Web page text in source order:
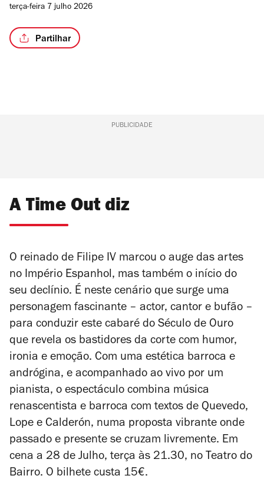
terça-feira 7 julho 2026
Partilhar
PUBLICIDADE
A Time Out diz
O reinado de Filipe IV marcou o auge das artes
no Império Espanhol, mas também o início do
seu declínio. É neste cenário que surge uma
personagem fascinante – actor, cantor e bufão –
para conduzir este cabaré do Século de Ouro
que revela os bastidores da corte com humor,
ironia e emoção. Com uma estética barroca e
andrógina, e acompanhado ao vivo por um
pianista, o espectáculo combina música
renascentista e barroca com textos de Quevedo,
Lope e Calderón, numa proposta vibrante onde
passado e presente se cruzam livremente. Em
cena a 28 de Julho, terça às 21.30, no Teatro do
Bairro. O bilhete custa 15€.